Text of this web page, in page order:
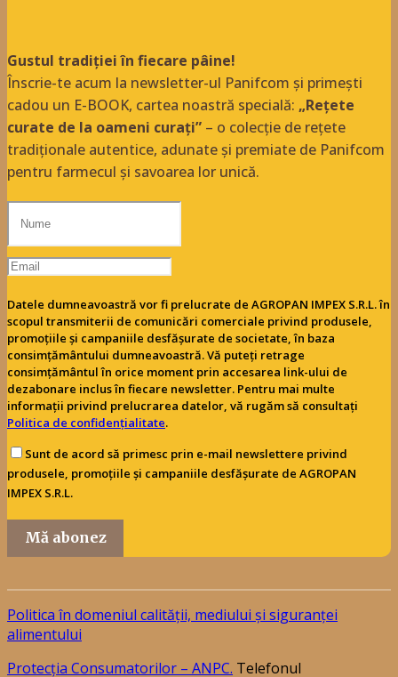
Gustul tradiției în fiecare pâine!
Înscrie-te acum la newsletter-ul Panifcom și primești
cadou un E-BOOK, cartea noastră specială: „Rețete
curate de la oameni curați” – o colecție de rețete
tradiționale autentice, adunate și premiate de Panifcom
pentru farmecul și savoarea lor unică.
Datele dumneavoastră vor fi prelucrate de AGROPAN IMPEX S.R.L. în
scopul transmiterii de comunicări comerciale privind produsele,
promoțiile și campaniile desfășurate de societate, în baza
consimțământului dumneavoastră. Vă puteți retrage
consimțământul în orice moment prin accesarea link-ului de
dezabonare inclus în fiecare newsletter. Pentru mai multe
informații privind prelucrarea datelor, vă rugăm să consultați
Politica de confidențialitate.
Sunt de acord să primesc prin e-mail newslettere privind
produsele, promoțiile și campaniile desfășurate de AGROPAN
IMPEX S.R.L.
Mă abonez
Politica în domeniul calității, mediului și siguranței
alimentului
Protecția Consumatorilor – ANPC. Telefonul